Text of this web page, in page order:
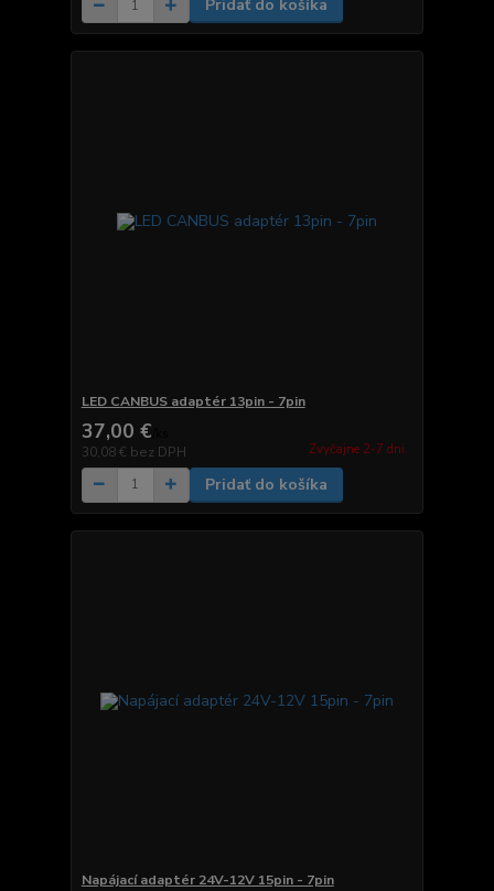
Pridať do košíka
LED CANBUS adaptér 13pin - 7pin
37,00 €
30,08 € bez DPH Zvyčajne 2-7 dni.
Pridať do košíka
Napájací adaptér 24V-12V 15pin - 7pin